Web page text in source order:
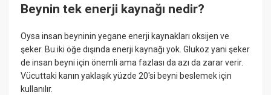
Beynin tek enerji kaynağı nedir?
Oysa insan beyninin yegane enerji kaynakları oksijen ve
şeker. Bu iki öğe dışında enerji kaynağı yok. Glukoz yani şeker
de insan beyni için önemli ama fazlası da azı da zarar verir.
Vücuttaki kanın yaklaşık yüzde 20'si beyni beslemek için
kullanılır.